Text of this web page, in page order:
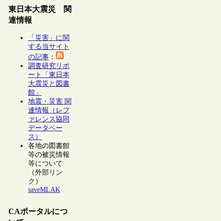
東日本大震災 関
連情報
「災害」に関
する当サイト
の記事：
調査研究リポ
ート「東日本
大震災と図書
館」
地震・災害 関
連情報（レフ
ァレンス協同
データベー
ス）
各地の図書館
等の被災情報
等について
（外部リン
ク）
saveMLAK
CAポータルにつ